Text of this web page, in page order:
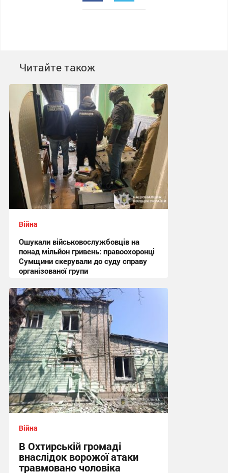
Читайте також
Війна
Ошукали військовослужбовців на
понад мільйон гривень: правоохоронці
Сумщини скерували до суду справу
організованої групи
12:47 сьогодні
Війна
В Охтирській громаді
внаслідок ворожої атаки
травмовано чоловіка